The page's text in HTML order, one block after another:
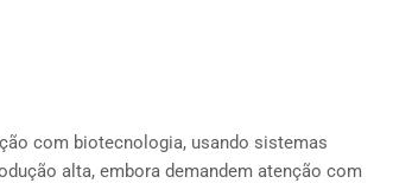
com biotecnologia, usando sistemas
alta, embora demandem atenção com